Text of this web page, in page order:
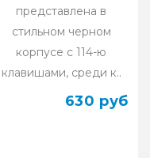
представлена в
стильном черном
корпусе с 114-ю
клавишами, среди к..
630 руб